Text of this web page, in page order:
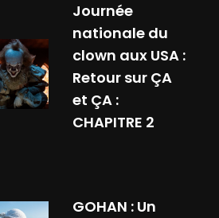
Journée
nationale du
clown aux USA :
Retour sur ÇA
et ÇA :
CHAPITRE 2
GOHAN : Un